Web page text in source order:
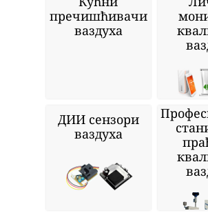
пречишћивачи
ваздуха
ДИИ сензори
ваздуха